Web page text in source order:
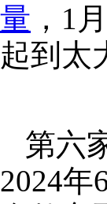
量 ，1
起到太
第六
2024年